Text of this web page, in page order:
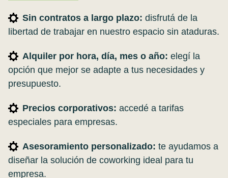
Sin contratos a largo plazo: disfrutá de la
libertad de trabajar en nuestro espacio sin ataduras.
Alquiler por hora, día, mes o año: elegí la
opción que mejor se adapte a tus necesidades y
presupuesto.
Precios corporativos: accedé a tarifas
especiales para empresas.
Asesoramiento personalizado: te ayudamos a
diseñar la solución de coworking ideal para tu
empresa.